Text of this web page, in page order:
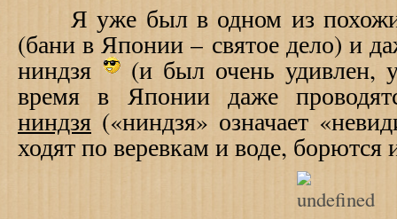
Я уже был в одном из
(бани в Японии – святое дело) и
ниндзя (и был очень удивлен,
время в Японии даже
ниндзя («ниндзя» означает
ходят по веревкам и воде, борются